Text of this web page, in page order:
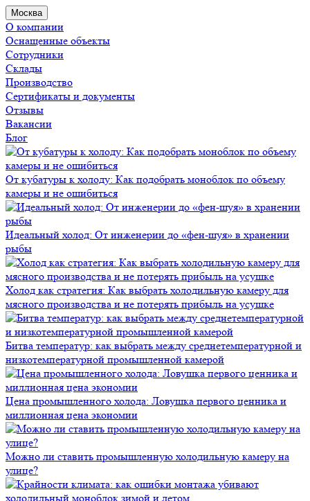
Москва
О компании
Оснащенные объекты
Сотрудники
Склады
Производство
Сертификаты и документы
Отзывы
Вакансии
Блог
От кубатуры к холоду: Как подобрать моноблок по объему
камеры и не ошибиться
Идеальный холод: От инженерии до «фен-шуя» в хранении
рыбы
Холод как стратегия: Как выбрать холодильную камеру для
мясного производства и не потерять прибыль на усушке
Битва температур: как выбрать между среднетемпературной и
низкотемпературной промышленной камерой
Цена промышленного холода: Ловушка первого ценника и
миллионная цена экономии
Можно ли ставить промышленную холодильную камеру на
улице?